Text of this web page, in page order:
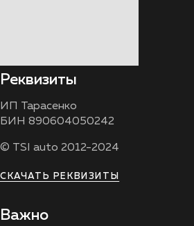
Реквизиты
ИП Тарасенко
БИН 890604050242
© TSI auto 2012-2024
СКАЧАТЬ РЕКВИЗИТЫ
Важно